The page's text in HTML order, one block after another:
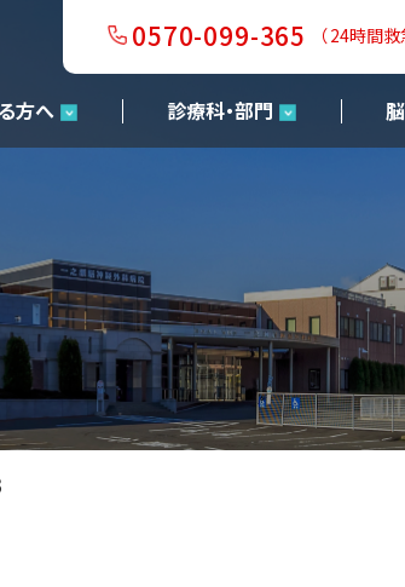
0570-099-365 （ 24時間救
方へ 診療科・部門